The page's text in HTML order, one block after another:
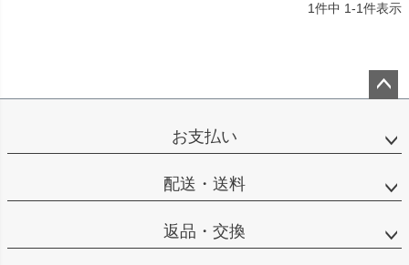
1件中 1-1件表示
ップ
お支払い
配送・送料
返品・交換